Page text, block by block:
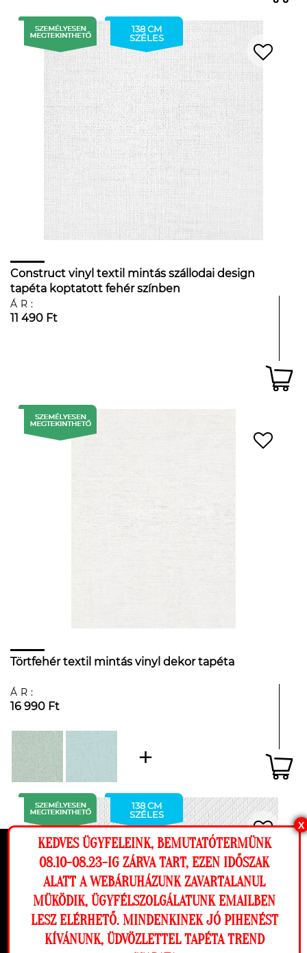
Ez a weboldal cookie-kat használ, hogy a
lehető legjobb élményt nyújtsa honlapunkon.
Beállítások
Elutasítom Engedélyezem
138 CM
SZÉLES
Construct vinyl textil mintás szállodai design
tapéta koptatott fehér színben
ÁR:
11 490 Ft
Törtfehér textil mintás vinyl dekor tapéta
ÁR:
16 990 Ft
138 CM
SZÉLES
X
KEDVES ÜGYFELEINK, BEMUTATÓTERMÜNK
08.10-08.23-IG ZÁRVA TART, EZEN IDŐSZAK
ALATT A WEBÁRUHÁZUNK ZAVARTALANUL
MÜKÖDIK, ÜGYFÉLSZOLGÁLATUNK EMAILBEN
LESZ ELÉRHETŐ. MINDENKINEK JÓ PIHENÉST
KÍVÁNUNK, ÜDVÖZLETTEL TAPÉTA TREND